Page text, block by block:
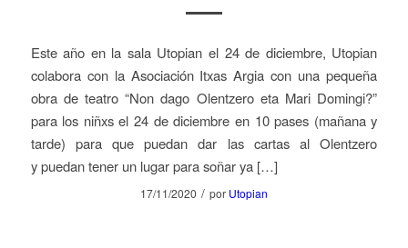
Este año en la sala Utopian el 24 de diciembre, Utopian
colabora con la Asociación Itxas Argia con una pequeña
obra de teatro “Non dago Olentzero eta Mari Domingi?”
para los niñxs el 24 de diciembre en 10 pases (mañana y
tarde) para que puedan dar las cartas al Olentzero
y puedan tener un lugar para soñar ya […]
17/11/2020 / por Utopian